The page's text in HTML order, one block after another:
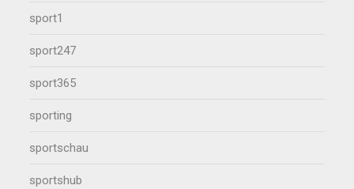
sport1
sport247
sport365
sporting
sportschau
sportshub